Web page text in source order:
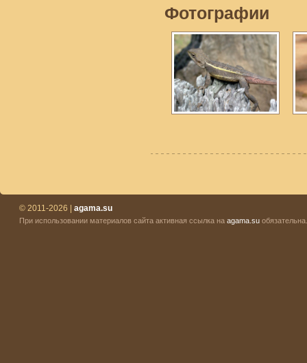
Фотографии
© 2011-2026 | agama.su
При использовании материалов сайта активная ссылка на agama.su обязательна.